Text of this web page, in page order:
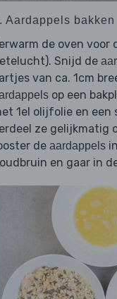
Aardappels bakken
de oven voor
Snijd de
van ca. 1cm
op een
1el olijfolie en een
ze gelijkmatig
de aardappels
en gaar in